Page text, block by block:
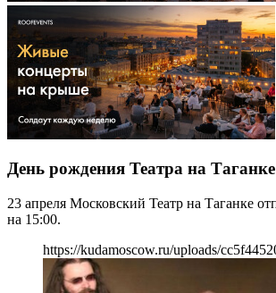
День рождения Театра на
23 апреля Московский Театр на Таганке
на 15:00.
https://kudamoscow.ru/uploads/